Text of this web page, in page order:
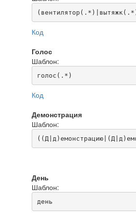
Код
Голос
Шаблон:
голос(.*)
Код
Демонстрация
Шаблон:
День
Шаблон:
день